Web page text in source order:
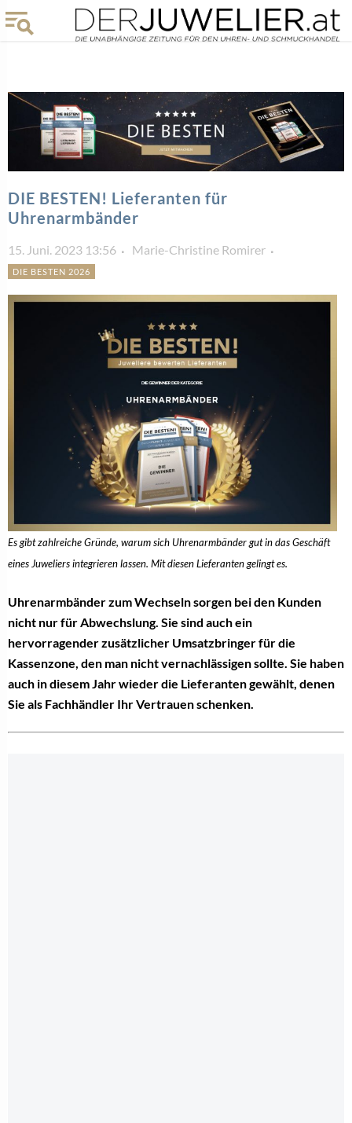
DIE BESTEN! Lieferanten für
Uhrenarmbänder
15. Juni. 2023 13:56 Marie-Christine Romirer
DIE BESTEN 2026
Es gibt zahlreiche Gründe, warum sich Uhrenarmbänder gut in das Geschäft
eines Juweliers integrieren lassen. Mit diesen Lieferanten gelingt es.
Uhrenarmbänder zum Wechseln sorgen bei den Kunden
nicht nur für Abwechslung. Sie sind auch ein
hervorragender zusätzlicher Umsatzbringer für die
Kassenzone, den man nicht vernachlässigen sollte. Sie haben
auch in diesem Jahr wieder die Lieferanten gewählt, denen
Sie als Fachhändler Ihr Vertrauen schenken.